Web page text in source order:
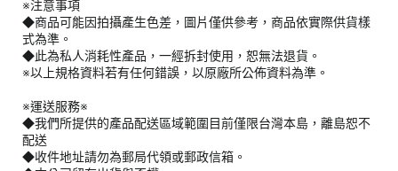
※注意事項
◆商品可能因拍攝產生色差，圖片僅供參考，商品依實際供貨樣
式為準。
◆此為私人消耗性產品，一經拆封使用，恕無法退貨。
※以上規格資料若有任何錯誤，以原廠所公佈資料為準。
※運送服務※
◆我們所提供的產品配送區域範圍目前僅限台灣本島，離島恕不
配送
◆收件地址請勿為郵局代領或郵政信箱。